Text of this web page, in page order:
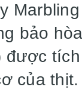
bảo
được
của thịt.